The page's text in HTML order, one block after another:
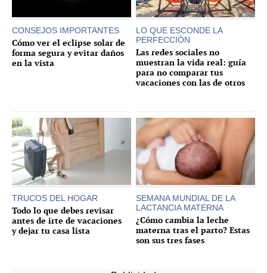
CONSEJOS IMPORTANTES
Cómo ver el eclipse solar de
forma segura y evitar daños
en la vista
LO QUE ESCONDE LA
PERFECCIÓN
Las redes sociales no
muestran la vida real: guía
para no comparar tus
vacaciones con las de otros
TRUCOS DEL HOGAR
Todo lo que debes revisar
antes de irte de vacaciones
y dejar tu casa lista
SEMANA MUNDIAL DE LA
LACTANCIA MATERNA
¿Cómo cambia la leche
materna tras el parto? Estas
son sus tres fases